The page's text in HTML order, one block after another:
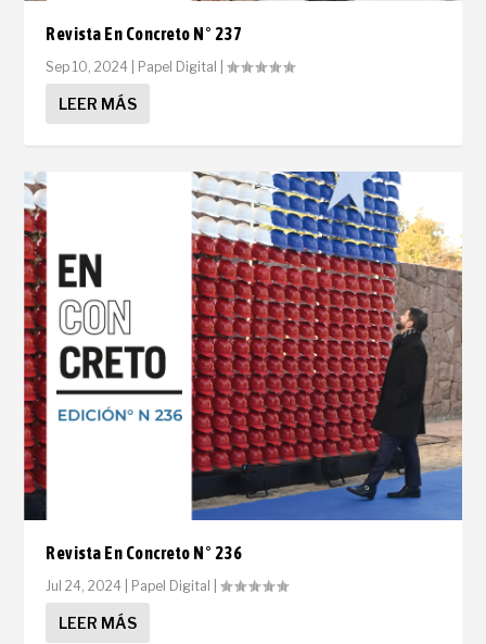
Revista En Concreto N° 237
Sep 10, 2024 Papel Digital |
LEER MÁS
Revista En Concreto N° 236
Jul 24, 2024 Papel Digital |
LEER MÁS